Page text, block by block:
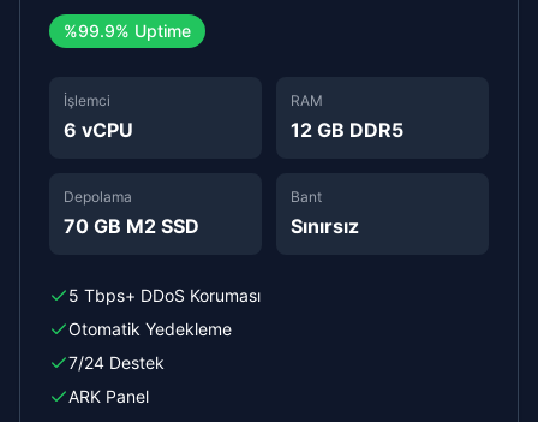
%99.9% Uptime
İşlemci
6 vCPU
RAM
12 GB DDR5
Depolama
70 GB M2 SSD
Bant
Sınırsız
5 Tbps+ DDoS Koruması
Otomatik Yedekleme
7/24 Destek
ARK Panel